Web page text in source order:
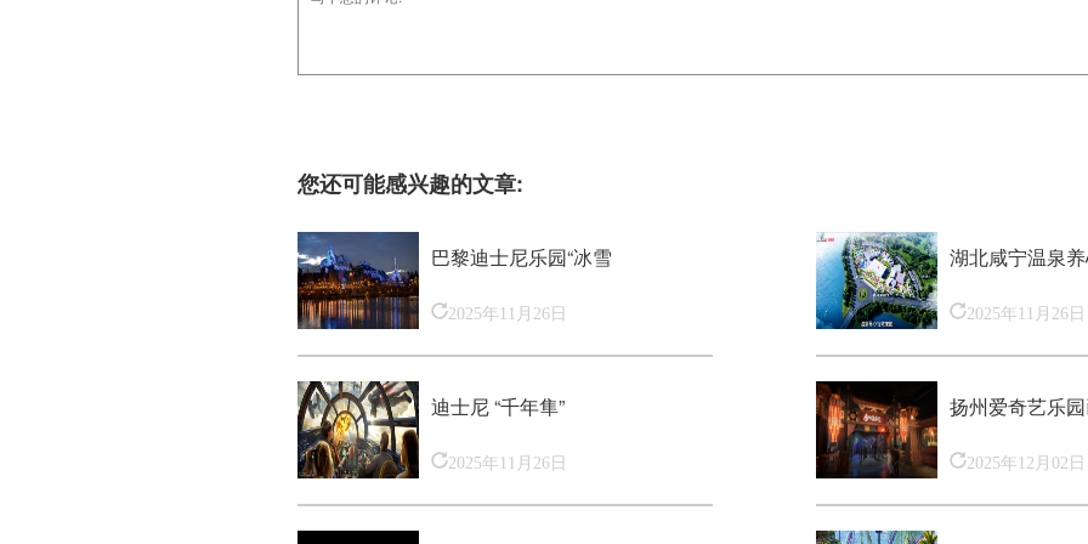
您还可能感兴趣的文章:
巴黎迪士尼乐园“冰雪
2025年11月26日
湖北咸宁温泉
2025年11月26日
迪士尼 “千年隼”
2025年11月26日
扬州爱奇艺乐
2025年12月02日